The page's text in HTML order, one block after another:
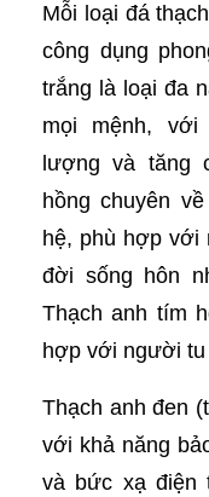
Mỗi loại đá
công dụng
trắng là loại đa
mọi mệnh, với
lượng và tăng
hồng chuyên
hệ, phù hợp với
đời sống hôn
Thạch anh tím
hợp với người tu
Thạch anh đen
với khả năng
và bức xạ điện